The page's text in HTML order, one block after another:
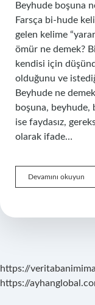
Beyhude boşuna
Farsça bi-hude
gelen kelime
ömür ne demek?
kendisi için
olduğunu ve
Beyhude ne
boşuna, beyhude,
ise faydasız,
olarak ifade…
Devamını okuyun
https://
https://